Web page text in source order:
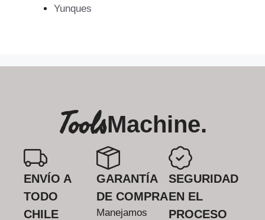
Yunques
ToolsMachine.
ENVÍO A
TODO
CHILE
GARANTÍA
DE COMPRA
Manejamos
SEGURIDAD
EN EL
PROCESO